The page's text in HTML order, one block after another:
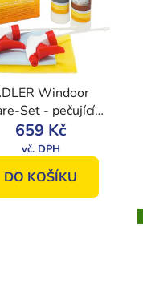
Windoor
Set - pečující
na okna a dveře
659 Kč
DO KOŠÍKU